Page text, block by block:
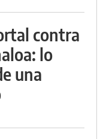
contra
lo
una